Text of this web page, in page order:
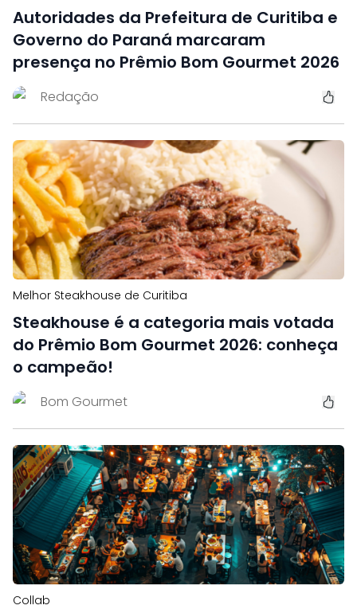
Autoridades da Prefeitura de Curitiba e
Governo do Paraná marcaram
presença no Prêmio Bom Gourmet 2026
Redação
Melhor Steakhouse de Curitiba
Steakhouse é a categoria mais votada
do Prêmio Bom Gourmet 2026: conheça
o campeão!
Bom Gourmet
Collab